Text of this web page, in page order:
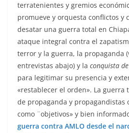
terratenientes y gremios
promueve y orquesta conflictos y
desatar una guerra total en
ataque integral contra el
terror y la guerra, la propaganda
entrevistas abajo) y la conquista
para legitimar su presencia y
«restablecer el orden». La guerra
de propaganda y propagandistas
como ¨objetivos» y bien
guerra contra AMLO desde el